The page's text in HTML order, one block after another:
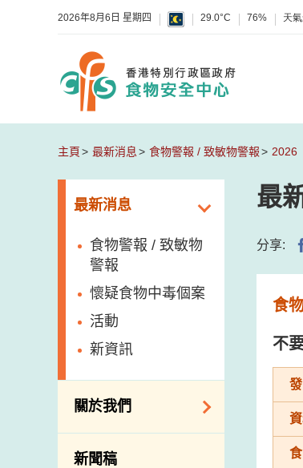
2026年8月6日 星期四 29.0°C 76% 天
主頁 最新消息 食物警報 / 致敏物警報 2026
最新消息
食物警報 / 致敏物
警報
懷疑食物中毒個案
活動
新資訊
關於我們
組織結構
新聞稿
最
分享:
食
不